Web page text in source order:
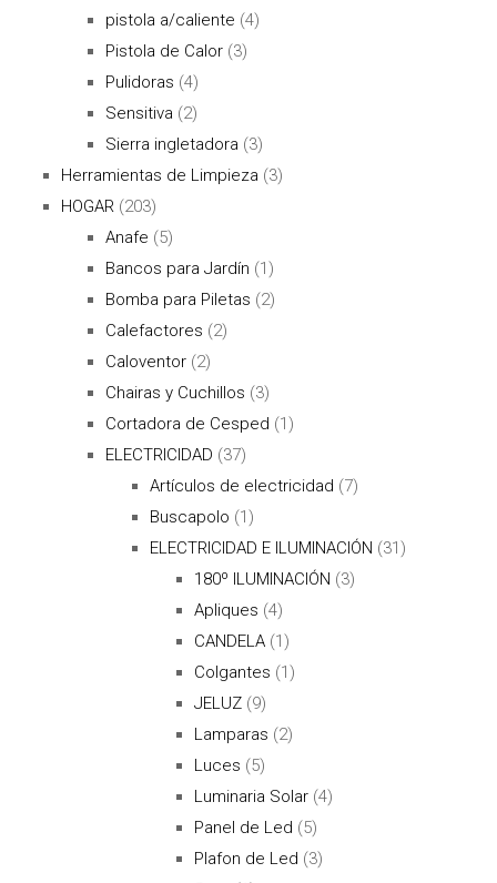
pistola a/caliente (4)
Pistola de Calor (3)
Pulidoras (4)
Sensitiva (2)
Sierra ingletadora (3)
Herramientas de Limpieza (3)
HOGAR (203)
Anafe (5)
Bancos para Jardín (1)
Bomba para Piletas (2)
Calefactores (2)
Caloventor (2)
Chairas y Cuchillos (3)
Cortadora de Cesped (1)
ELECTRICIDAD (37)
Artículos de electricidad (7)
Buscapolo (1)
ELECTRICIDAD E ILUMINACIÓN (31)
180º ILUMINACIÓN (3)
Apliques (4)
CANDELA (1)
Colgantes (1)
JELUZ (9)
Lamparas (2)
Luces (5)
Luminaria Solar (4)
Panel de Led (5)
Plafon de Led (3)